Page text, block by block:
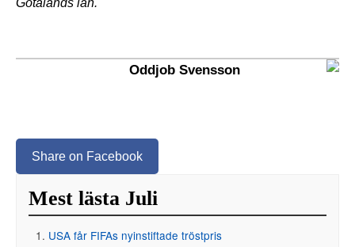
Götalands län.
Oddjob Svensson
Share on Facebook
Mest lästa Juli
USA får FIFAs nyinstiftade tröstpris